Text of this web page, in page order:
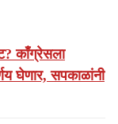
काँग्रेसला
घेणार, सपकाळांनी